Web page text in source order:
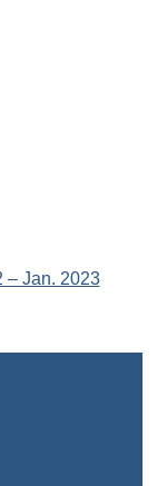
– Jan. 2023